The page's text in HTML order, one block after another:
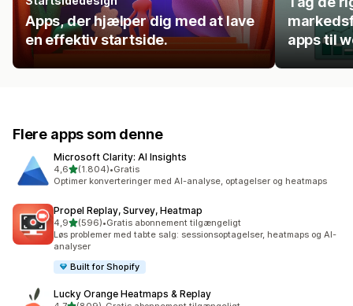
Apps, der hjælper dig med at lave
en effektiv startside.
apps til
Flere apps som denne
Microsoft Clarity: AI Insights
4,6ud af 5 stjerner
(1.804)
1804 anmeldelser i alt
•Gratis
Optimer konverteringer med AI-analyse, optagelser og heatmaps
Propel Replay, Survey, Heatmap
4,9ud af 5 stjerner
(596)
596 anmeldelser i alt
•Gratis abonnement tilgængeligt
Løs problemer med tabte salg: sessionsoptagelser, heatmaps og AI-
analyser
Built for Shopify
Lucky Orange Heatmaps & Replay